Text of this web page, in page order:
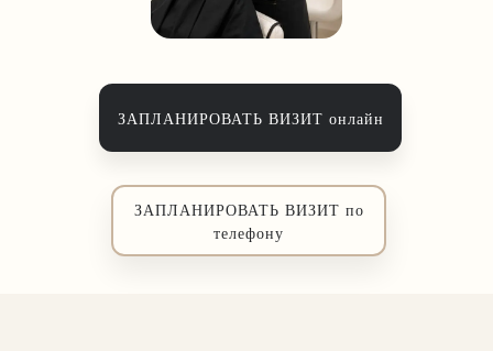
ЗАПЛАНИРОВАТЬ ВИЗИТ по
телефону
ЗАПЛАНИРОВАТЬ ВИЗИТ онлайн